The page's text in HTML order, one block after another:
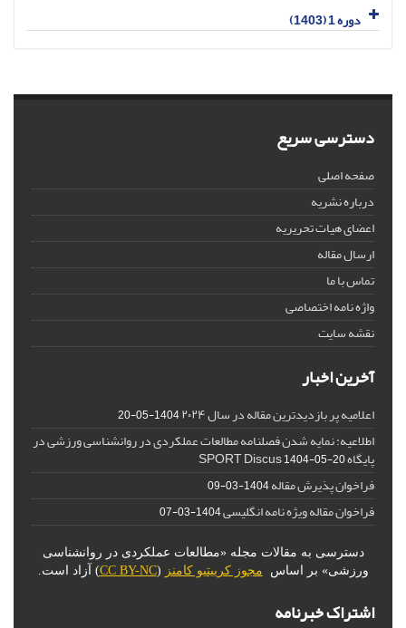
دوره 1 (1403)
دسترسی سریع
صفحه اصلی
درباره نشریه
اعضای هیات تحریریه
ارسال مقاله
تماس با ما
واژه نامه اختصاصی
نقشه سایت
آخرین اخبار
اعلامیه پر بازدیدترین مقاله در سال ۲۰۲۴ 1404-05-20
اطلاعیه: نمایه شدن فصلنامه مطالعات عملکردی در روانشناسی ورزشی در
پایگاه SPORT Discus1404-05-20
فراخوان پذیرش مقاله1404-03-09
فراخوان مقاله ویژه نامه انگلیسی1404-03-07
دسترسی به مقالات مجله «مطالعات عملکردی در روانشناسی
ورزشی» بر اساس
مجوز کرییتیو کامنز (
CC BY-NC) آزاد است.
اشتراک خبرنامه